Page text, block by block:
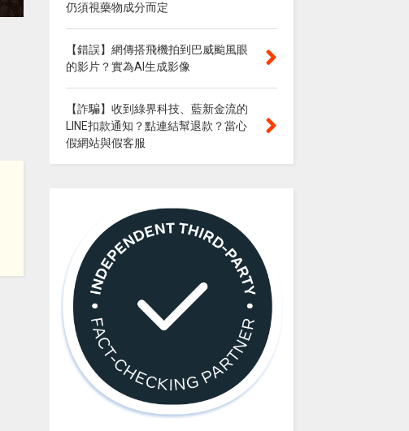
仍須視藥物成分而定
【錯誤】網傳搭飛機拍到巴威颱風眼
的影片？實為AI生成影像
【詐騙】收到綠界科技、藍新金流的
LINE扣款通知？點連結幫退款？當心
假網站與假客服